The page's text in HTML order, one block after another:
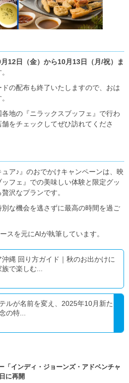
12日（金）から10月13日（月/祝）ま
の配布も終了いたしますので、おは
地の『ニラックスブッフェ』で行わ
をチェックしてぜひ訪れてくださ
ュア♪』のおでかけキャンペーンは、映
フェ』での美味しい体験と限定グッ
沢なプランです。
な機会を逃さずに最高の時間を過ご
スを元にAIが執筆しています。
縄 回り方ガイド｜秋のお出かけに
で楽しむ...
ルが名前を変え、2025年10月新た
の特...
「インディ・ジョーンズ・アドベンチャ
に再開